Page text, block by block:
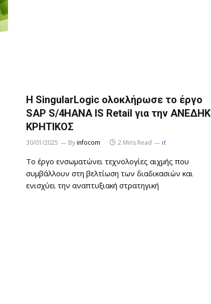
Η SingularLogic ολοκλήρωσε το έργο
SAP S/4HANA IS Retail για την ΑΝΕΔΗΚ
ΚΡΗΤΙΚΟΣ
30/01/2025 Byinfocom 2 Mins Read it
Το έργο ενσωματώνει τεχνολογίες αιχμής που
συμβάλλουν στη βελτίωση των διαδικασιών και
ενισχύει την αναπτυξιακή στρατηγική